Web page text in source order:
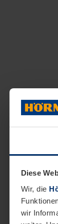
Diese
Wir, die
wir